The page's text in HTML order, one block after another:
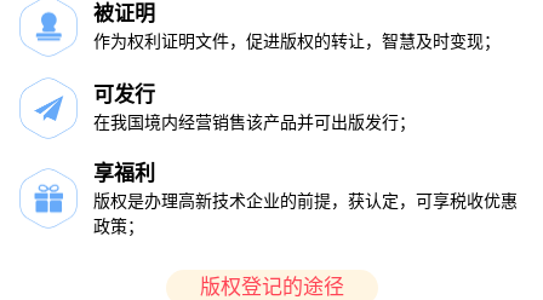
被证明
作为权利证明文件，促进版权的转让，智慧及时变现；
可发行
在我国境内经营销售该产品并可出版发行；
享福利
版权是办理高新技术企业的前提，获认定，可享税收优惠
政策；
版权登记的途径